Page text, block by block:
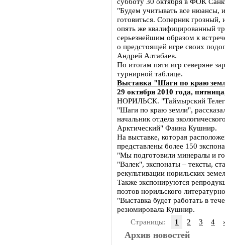
"Будем учитывать все нюансы,
готовиться. Соперник
опять же квалифицированный
серьезнейшим образом к
о предстоящей игре своих
Андрей Алтабаев.
По итогам пяти игр северяне
турнирной таблице.
Выставка "Шаги по краю
29 октября 2010 года,
НОРИЛЬСК. "Таймырский
"Шаги по краю земли",
начальник отдела
Арктический" Фаина Кушнир.
На выставке, которая
представлены более 150
"Мы подготовили минералы и
"Валек", экспонаты – тексты,
рекультивации норильских
Также экспонируются
поэтов норильского
"Выставка будет работать в
резюмировала Кушнир.
Страницы:
1 2 3 4
Архив новостей